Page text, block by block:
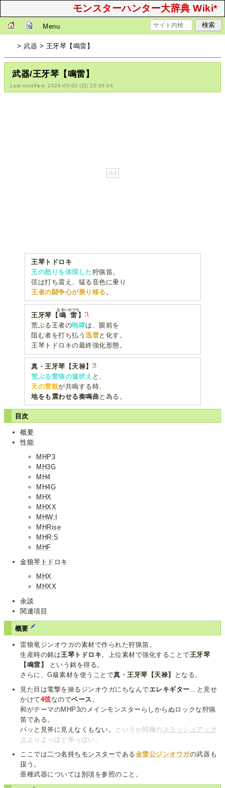
モンスターハンター大辞典 Wiki*
Menu
>武器 > 王牙琴【鳴雷】
武器/王牙琴【鳴雷】
Last-modified: 2026-05-03 (日) 22:05:04
王琴トドロキ
王の怒りを体現した狩猟笛。
弦は打ち震え、猛る音色に乗り
王者の闘争心が乗り移る 。
王牙琴【 鳴雷
なるいかづち
】 *1
荒ぶる王者の咆哮は、眼前を
阻む者を打ち払う迅雷と化す。
王琴トドロキの最終強化形態。
真・王牙琴【天禄】 *2
荒ぶる雷狼の遠吠え と、
天の雷鼓が共鳴する時、
地をも震わせる奏鳴曲 と為る。
目次
概要
性能
MHP3
MH3G
MH4
MH4G
MHX
MHXX
MHW:I
MHRise
MHR:S
MHF
金狼琴トドロキ
MHX
MHXX
余談
関連項目
概要
雷狼竜ジンオウガの素材で作られた狩猟笛。
生産時の銘は王琴トドロキ。上位素材で強化することで王牙琴
【鳴雷】
という銘を得る。
さらに、G級素材を使うことで真・王牙琴【天禄】
となる。
見た目は電撃を操るジンオウガにちなんでエレキギター…と見せ
かけて4弦なのでベース 。
和がテーマのMHP3のメインモンスターらしからぬロックな狩猟
笛である。
パッと見斧に見えなくもない。
というか同種の スラッシュアック
ス よりよっぽど斧っぽい。
ここでは二つ名持ちモンスターである金雷公ジンオウガの武器も
扱う。
亜種武器については 別項を参照のこと。